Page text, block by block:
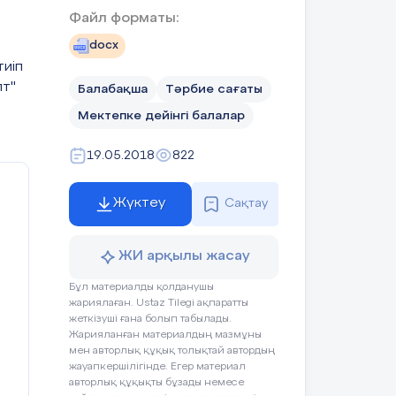
Бір-бірінің қолдарынан
ұстап киіз үйді құрады.
Киіз үйдің суретіне назар
Файл форматы:
docx
Балабақша Тәрбие сағаты
Мектепке дейінгі балалар
19.05.2018 822
Жүктеу Сақтау
ЖИ арқылы жасау
Бұл материалды қолданушы
жариялаған. Ustaz Tilegi ақпаратты
жеткізуші ғана болып табылады.
Жарияланған материалдың мазмұны
мен авторлық құқық толықтай автордың
жауапкершілігінде. Егер материал
авторлық құқықты бұзады немесе